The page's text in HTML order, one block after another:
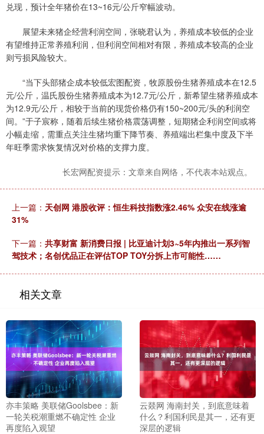
兑现，预计全年猪价在13~16元/公斤窄幅波动。
展望未来猪企经营利润空间，张晓君认为，养殖成本较低的企业
有望维持正常养殖利润，但利润空间相对有限，养殖成本较高的企业
则亏损风险较大。
“当下头部猪企成本较低宏图配资，牧原股份生猪养殖成本在12.5
元/公斤，温氏股份生猪养殖成本为12.7元/公斤，新希望生猪养殖成本
为12.9元/公斤，相较于当前的现货价格仍有150~200元/头的利润空
间。”于子宸称，随着后续生猪价格震荡调整，短期猪企利润空间或将
小幅走缩，需重点关注生猪均重下降节奏、养殖端出栏集中度及下半
年旺季需求恢复情况对价格的支撑力度。
长宏网配资提示：文章来自网络，不代表本站观点。
上一篇： 天创网 港股收评：恒生科技指数涨2.46% 众安在线涨逾
31%
下一篇： 共享财富 新消费日报 | 比亚迪计划3~5年内推出一系列智
驾技术；名创优品正在评估TOP TOY分拆上市可能性……
相关文章
亦丰策略 美联储Goolsbee：新
一轮关税潮重燃不确定性 企业
再度陷入观望
云燚网 海南封关，到底意味着
什么？利国利民是其一，还有更
深层的逻辑